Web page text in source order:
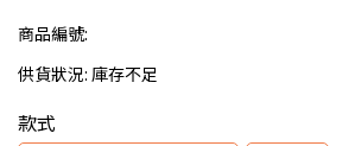
商品編號:
供貨狀況: 庫存不足
款式